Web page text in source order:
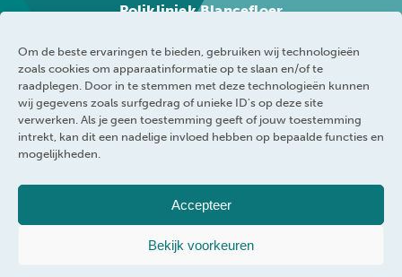
Om de beste ervaringen te bieden, gebruiken wij technologieën
zoals cookies om apparaatinformatie op te slaan en/of te
raadplegen. Door in te stemmen met deze technologieën kunnen
wij gegevens zoals surfgedrag of unieke ID's op deze site
verwerken. Als je geen toestemming geeft of jouw toestemming
intrekt, kan dit een nadelige invloed hebben op bepaalde functies en
mogelijkheden.
Accepteer
Bekijk voorkeuren
Polikliniek Blancefloer
2050 Antwerpen
T. 03 240 20 60
blancefloer@azmonica.be
AZ Monica
Privacybeleid
Responsible disclosure policy
Cookie policy
Toegankelijkheidsverklaring